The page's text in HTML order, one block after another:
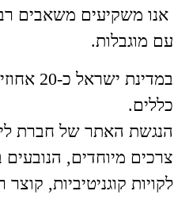
אנו משקיעים משאבים
עם מוגבלות.
כללים.
הנגשת האתר של חברת
צרכים מיוחדים, הנובעים
לקויות קוגניטיביות,